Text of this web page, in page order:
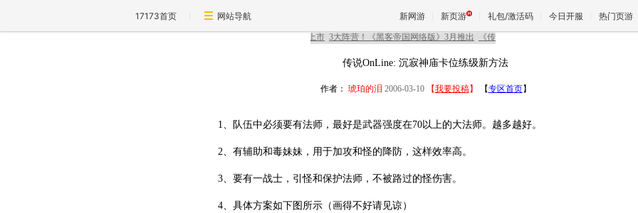
17173首页 网站导航 新网游 新页游 礼包/激活码 今日开服 热门页游
传说OnLine: 沉寂神庙卡位练级新方法
作者： 琥珀的泪 2006-03-10 【我要投稿】 【专区首页】
1、队伍中必须要有法师，最好是武器强度在70以上的大法师。越多越好。
2、有辅助和毒妹妹，用于加攻和怪的降防，这样效率高。
3、要有一战士，引怪和保护法师，不被路过的怪伤害。
4、具体方案如下图所示（画得不好请见谅）